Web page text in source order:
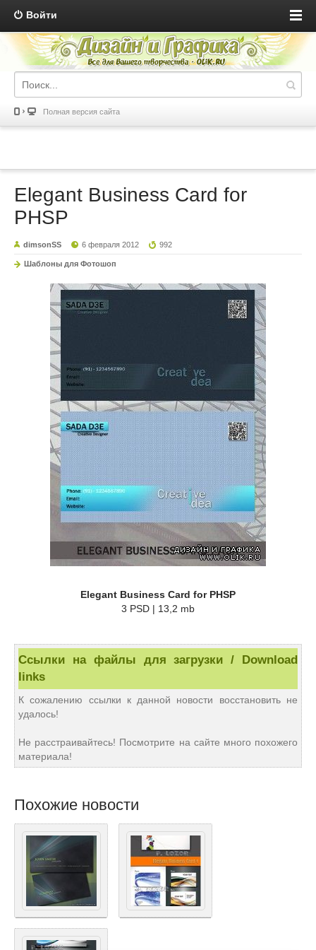
Войти
Полная версия сайта
Elegant Business Card for
PHSP
dimsonSS 6 февраля 2012 992
Шаблоны для Фотошоп
Elegant Business Card for PHSP
3 PSD | 13,2 mb
Ссылки на файлы для загрузки / Download
links
К сожалению ссылки к данной новости восстановить не
удалось!
Не расстраивайтесь! Посмотрите на сайте много похожего
материала!
Похожие новости